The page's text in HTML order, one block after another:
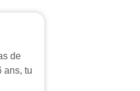
de
ans, tu